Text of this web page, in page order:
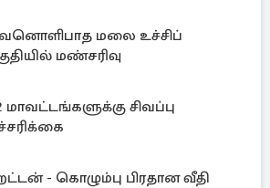
மலை உச்சிப்
மண்சரிவு
மாவட்டங்களுக்கு சிவப்பு
- கொழும்பு பிரதான வீதி